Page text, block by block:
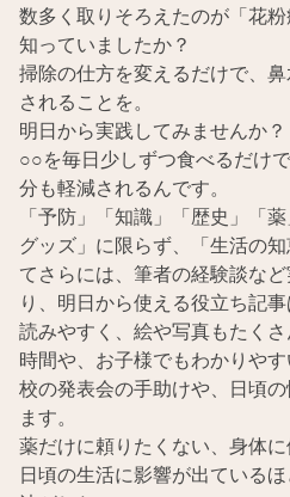
数多く取りそろえたのが「花粉
知っていましたか？
掃除の仕方を変えるだけで、
されることを。
明日から実践してみませんか？
○○を毎日少しずつ食べるだけ
分も軽減されるんです。
「予防」「知識」「歴史」「
グッズ」に限らず、「生活の
てさらには、筆者の経験談な
り、明日から使える役立ち記事
読みやすく、絵や写真もたく
時間や、お子様でもわかりや
校の発表会の手助けや、日頃
ます。
薬だけに頼りたくない、身体に
日頃の生活に影響が出ている